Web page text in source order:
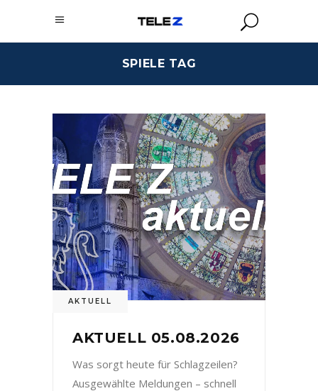
SPIELE TAG
AKTUELL
AKTUELL 05.08.2026
Was sorgt heute für Schlagzeilen?
Ausgewählte Meldungen – schnell